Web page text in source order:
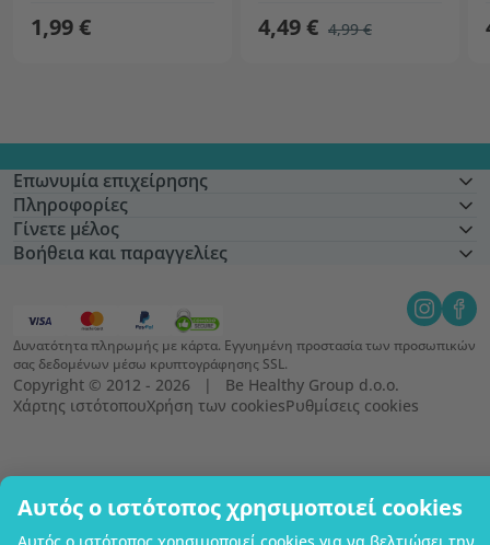
Αυτός ο ιστότοπος χρησιμοποιεί cookies
1,99 € 4,49 € 4,99 €
Επωνυμία επιχείρησης
Πληροφορίες
Γίνετε μέλος
Βοήθεια και παραγγελίες
Δυνατότητα πληρωμής με κάρτα. Εγγυημένη προστασία των προσωπικών
σας δεδομένων μέσω κρυπτογράφησης SSL.
Copyright © 2012 - 2026   |   Be Healthy Group d.o.o.
Χάρτης ιστότοπουΧρήση των cookiesΡυθμίσεις cookies